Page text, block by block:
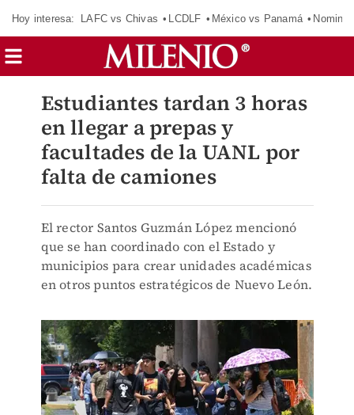
Hoy interesa: LAFC vs Chivas LCDLF México vs Panamá
Estudiantes tardan 3 horas
en llegar a prepas y
facultades de la UANL por
falta de camiones
El rector Santos Guzmán López mencionó
que se han coordinado con el Estado y
municipios para crear unidades académicas
en otros puntos estratégicos de Nuevo León.